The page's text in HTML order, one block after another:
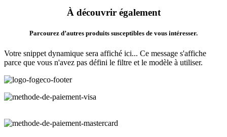
À découvrir également
Parcourez d’autres produits susceptibles de vous intéresser.
Votre snippet dynamique sera affiché ici... Ce message s'affiche
parce que vous n'avez pas défini le filtre et le modèle à utiliser.